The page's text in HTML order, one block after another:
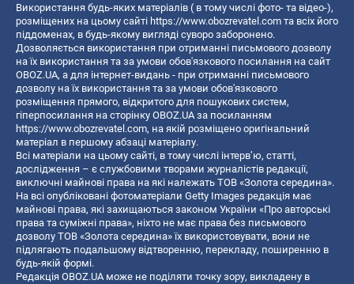
Використання будь-яких матеріалів ( в тому числі фото- та відео-),
розміщених на цьому сайті https://www.obozrevatel.com та всіх його
піддоменах, в будь-якому вигляді суворо заборонено.
Дозволяється використання при отриманні письмового дозволу
на їх використання та за умови обов'язкового посилання на сайт
OBOZ.UA, а для інтернет-видань - при отриманні письмового
дозволу на їх використання та за умови обов'язкового
розміщення прямого, відкритого для пошукових систем,
гіперпосилання на сторінку OBOZ.UA за посиланням
https://www.obozrevatel.com, на якій розміщено оригінальний
матеріал в першому абзаці матеріалу.
Всі матеріали на цьому сайті, в тому числі інтерв’ю, статті,
дослідження – є службовими творами журналістів редакції,
виключні майнові права на які належать ТОВ «Золота середина».
На всі опубліковані фотоматеріали Getty Images редакція має
майнові права, які захищаються законом України «Про авторські
права та суміжні права», ніхто не має права без письмового
дозволу ТОВ «Золота середина» їх використовувати, вони не
підлягають подальшому відтворенню, перекладу, поширенню в
будь-якій формі.
Редакція OBOZ.UA може не поділяти точку зору, викладену в